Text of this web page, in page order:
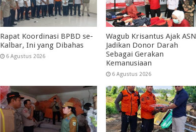
Rapat Koordinasi BPBD se-
Kalbar, Ini yang Dibahas
6 Agustus 2026
Wagub Krisantus Ajak ASN
Jadikan Donor Darah
Sebagai Gerakan
Kemanusiaan
6 Agustus 2026